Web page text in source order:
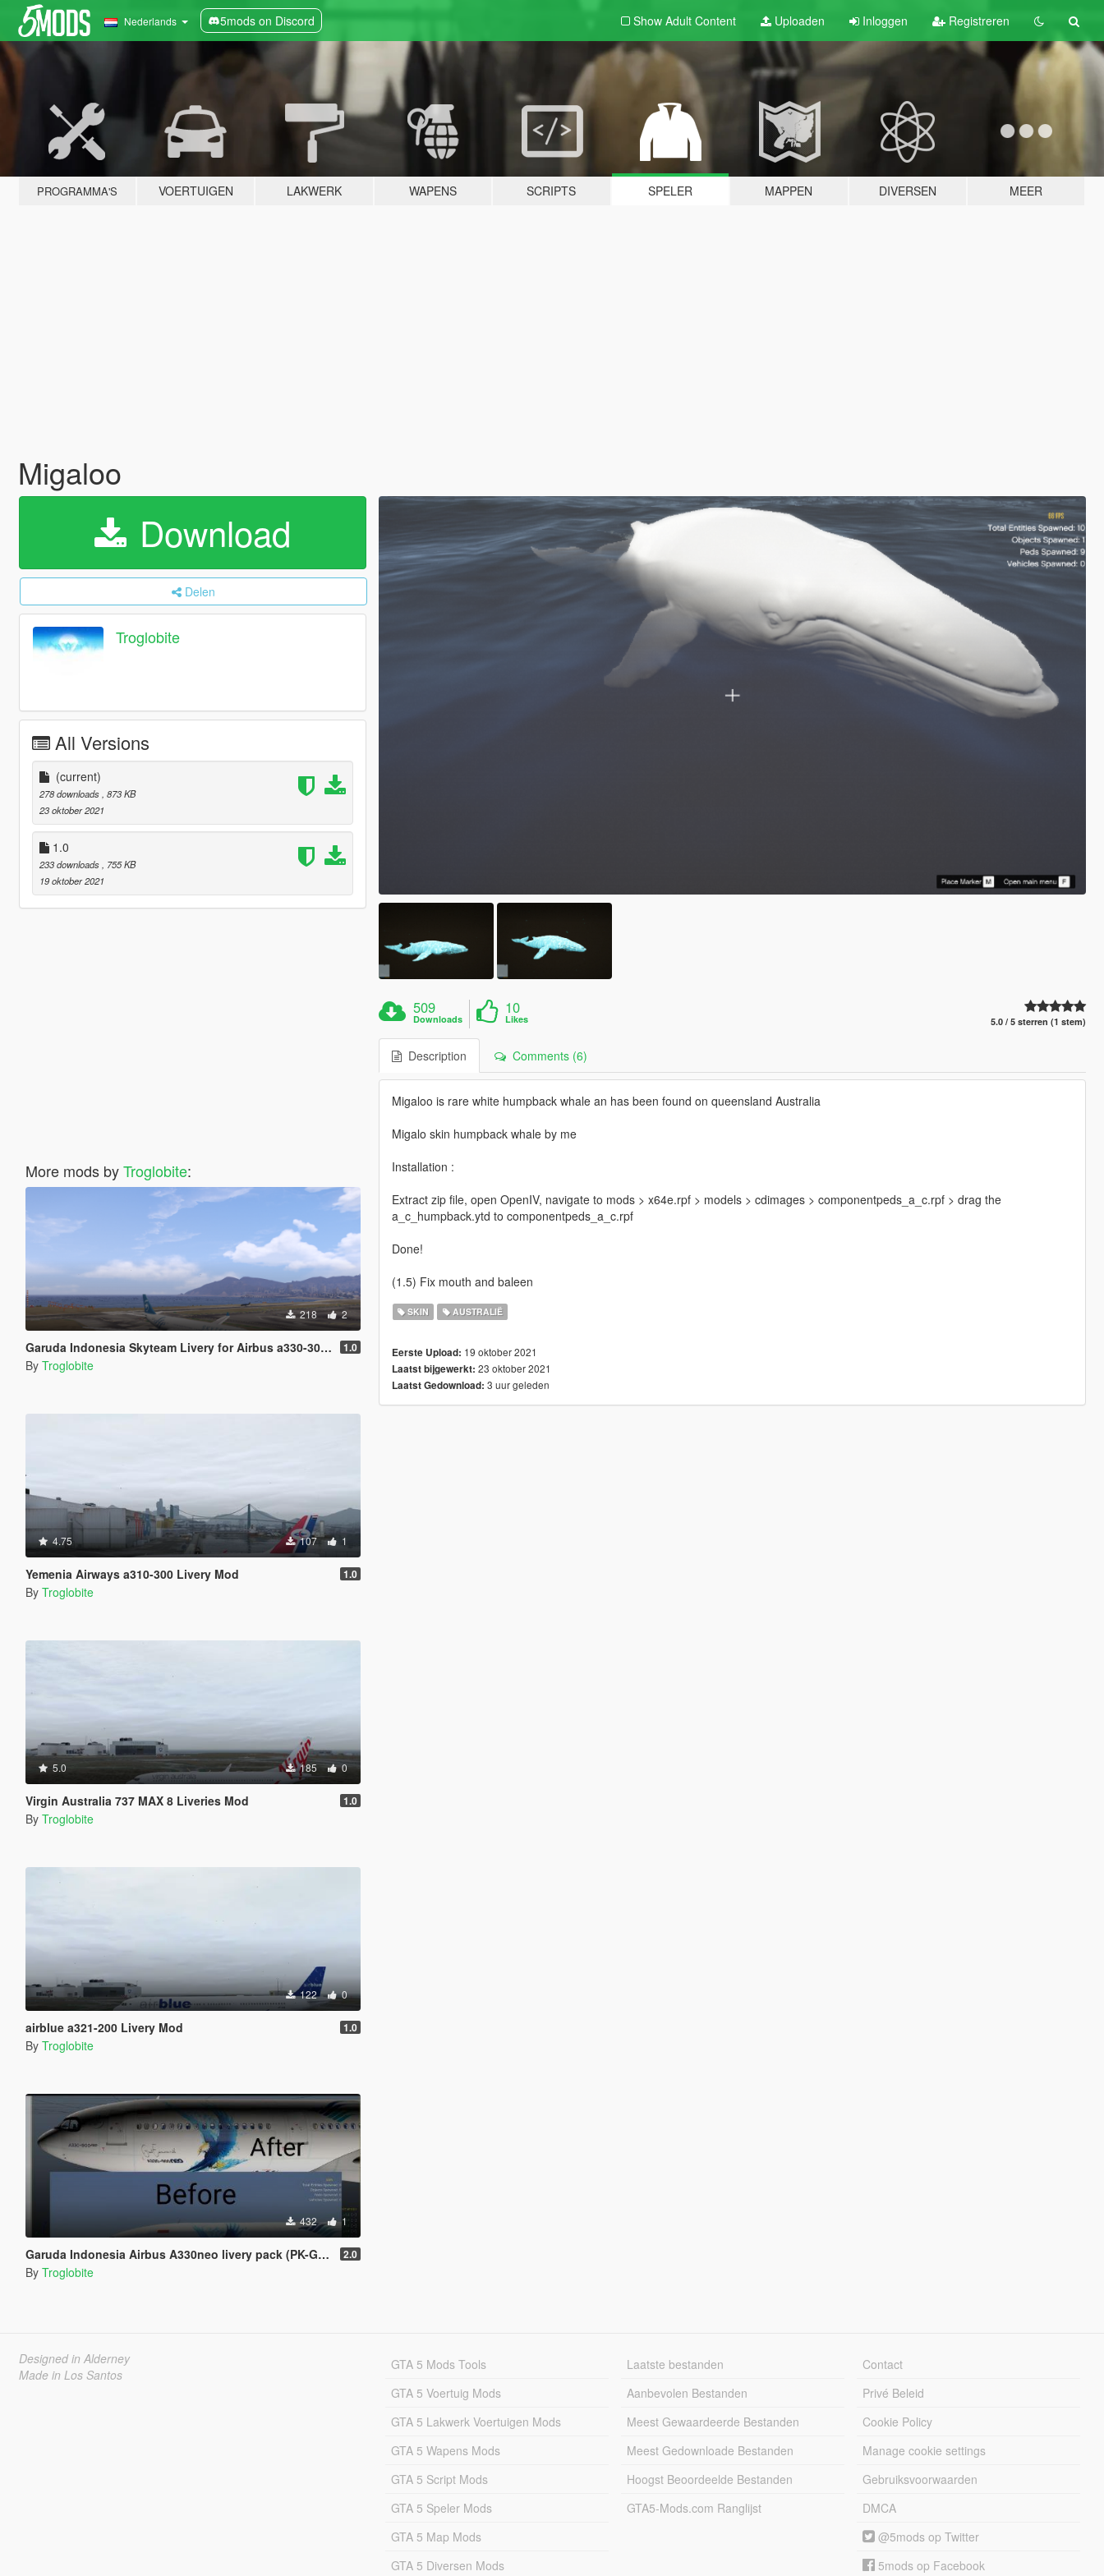
Nederlands 5mods on Discord Show Adult Content Uploaden Inloggen Registreren
PROGRAMMA'S VOERTUIGEN LAKWERK WAPENS SCRIPTS SPELER MAPPEN DIVERSEN MEER
Migaloo
Download
Delen
Troglobite
All Versions
(current)
278 downloads , 873 KB
23 oktober 2021
1.0
233 downloads
, 755 KB
19 oktober 2021
More mods byTroglobite:
218 2
Garuda Indonesia Skyteam Livery for Airbus a330-300 (PK-GPR) 1.0
By Troglobite
4.75 107 1
Yemenia Airways a310-300 Livery Mod 1.0
By Troglobite
5.0 185 0
Virgin Australia 737 MAX 8 Liveries Mod 1.0
By Troglobite
122 0
airblue a321-200 Livery Mod 1.0
By Troglobite
432 1
Garuda Indonesia Airbus A330neo livery pack (PK-GHE, PK-GHF, PK-GHG) 2.0
By Troglobite
509
Downloads
10
Likes 5.0 / 5 sterren (1 stem)
Description Comments (6)
Migaloo is rare white humpback whale an has been found on queensland Australia
Migalo skin humpback whale by me
Installation :
Extract zip file, open OpenIV, navigate to mods > x64e.rpf > models > cdimages > componentpeds_a_c.rpf > drag the
a_c_humpback.ytd to componentpeds_a_c.rpf
Done!
(1.5) Fix mouth and baleen
SKIN AUSTRALIË
Eerste Upload: 19 oktober 2021
Laatst bijgewerkt: 23 oktober 2021
Laatst Gedownload: 3 uur geleden
Designed in Alderney
Made in Los Santos
GTA 5 Mods Tools
GTA 5 Voertuig Mods
GTA 5 Lakwerk Voertuigen Mods
GTA 5 Wapens Mods
GTA 5 Script Mods
GTA 5 Speler Mods
GTA 5 Map Mods
GTA 5 Diversen Mods
Laatste bestanden
Aanbevolen Bestanden
Meest Gewaardeerde Bestanden
Meest Gedownloade Bestanden
Hoogst Beoordeelde Bestanden
GTA5-Mods.com Ranglijst
Contact
Privé Beleid
Cookie Policy
Manage cookie settings
Gebruiksvoorwaarden
DMCA
@5mods op Twitter
5mods op Facebook